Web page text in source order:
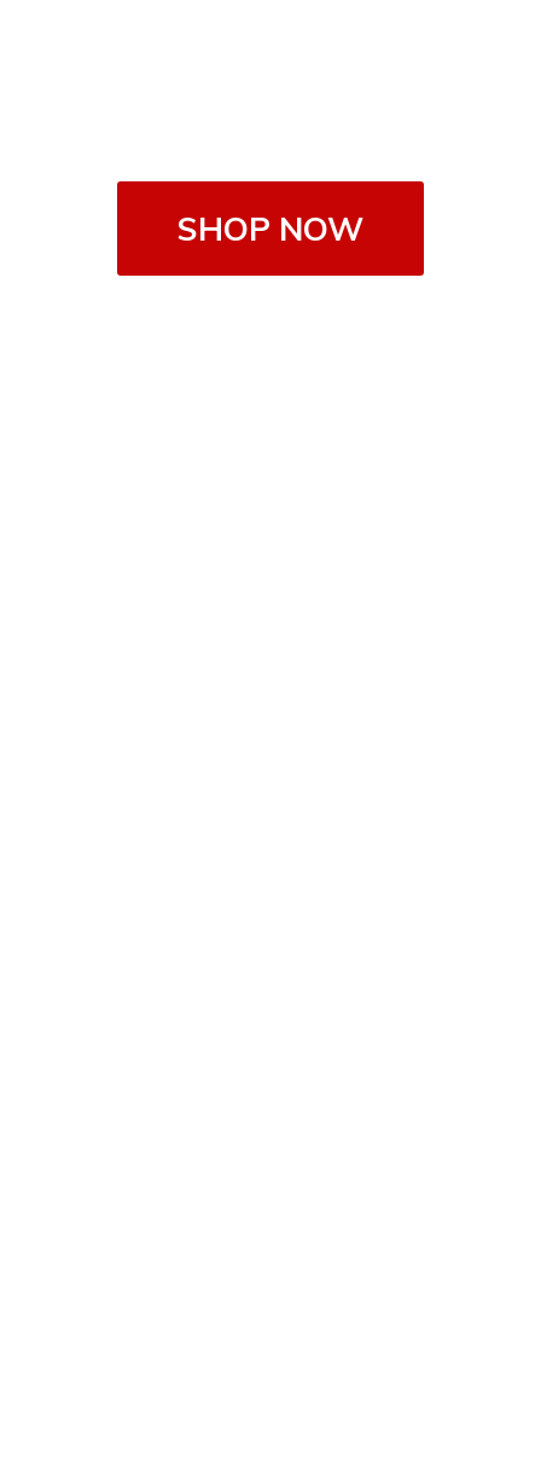
SHOP NOW